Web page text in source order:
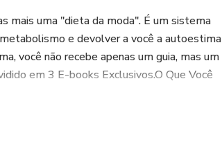
mais uma "dieta da moda". É um sistema
e devolver a você a autoestima
você não recebe apenas um guia, mas um
em 3 E-books Exclusivos.​O Que Você